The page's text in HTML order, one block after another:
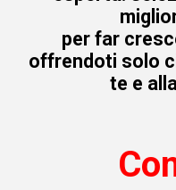
per far
offrendoti solo
te e